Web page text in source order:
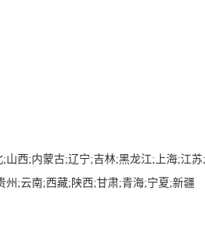
山西;内蒙古;辽宁;吉林;黑龙江;上海;江
州;云南;西藏;陕西;甘肃;青海;宁夏;新疆